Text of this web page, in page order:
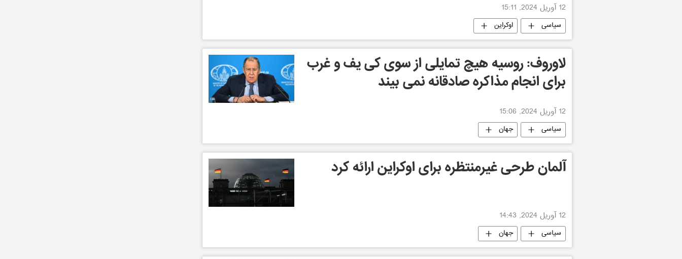
12 آوریل 2024, 15:11
سیاسی اوکراین
لاوروف: روسیه هیچ تمایلی از سوی کی یف و غرب
برای انجام مذاکره صادقانه نمی بیند
12 آوریل 2024, 15:06
سیاسی جهان
آلمان طرحی غیرمنتظره برای اوکراین ارائه کرد
12 آوریل 2024, 14:43
سیاسی جهان